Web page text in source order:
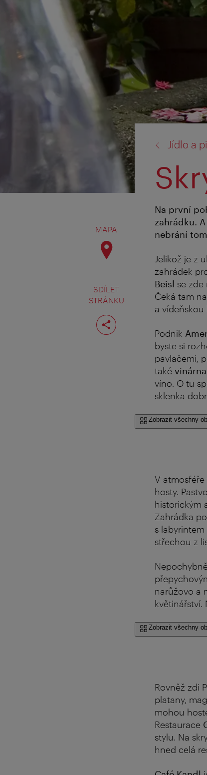
MAPA
SDÍLET
STRÁNKU
Rozdělit
stranu
Jídlo a
Na první
zahrádku.
nebrání
Jelikož je z
zahrádek
Beisl se zde
Čeká tam
a vídeňskou
Podnik
byste si
pavlačemi,
také
víno. O tu
sklenka
Zobrazit všechny
V
hosty.
historickým
Zahrádka
s
střechou z
narůžovo a
květinářství.
Zobrazit všechny
Rovněž zdi
platany,
mohou
Restaurace
stylu. Na
hned celá